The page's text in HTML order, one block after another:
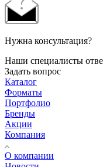
Нужна консультация?
Наши специалисты
Задать вопрос
Каталог
Форматы
Портфолио
Бренды
Акции
Компания
О компании